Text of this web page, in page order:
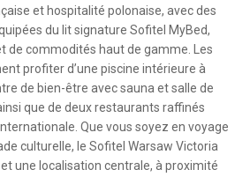
et hospitalité polonaise, avec des
du lit signature Sofitel MyBed,
de commodités haut de gamme. Les
profiter d’une piscine intérieure à
de bien-être avec sauna et salle de
que de deux restaurants raffinés
Que vous soyez en voyage
culturelle, le Sofitel Warsaw Victoria
une localisation centrale, à proximité